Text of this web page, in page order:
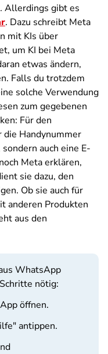
Allerdings gibt es
. Dazu schreibt Meta
mit KIs über
um KI bei Meta
etwas ändern,
Falls du trotzdem
solche Verwendung
zum gegebenen
Für den
die Handynummer
auch eine E-
Meta erklären,
sie dazu, den
Ob sie auch für
anderen Produkten
aus den
WhatsApp
nötig:
öffnen.
antippen.